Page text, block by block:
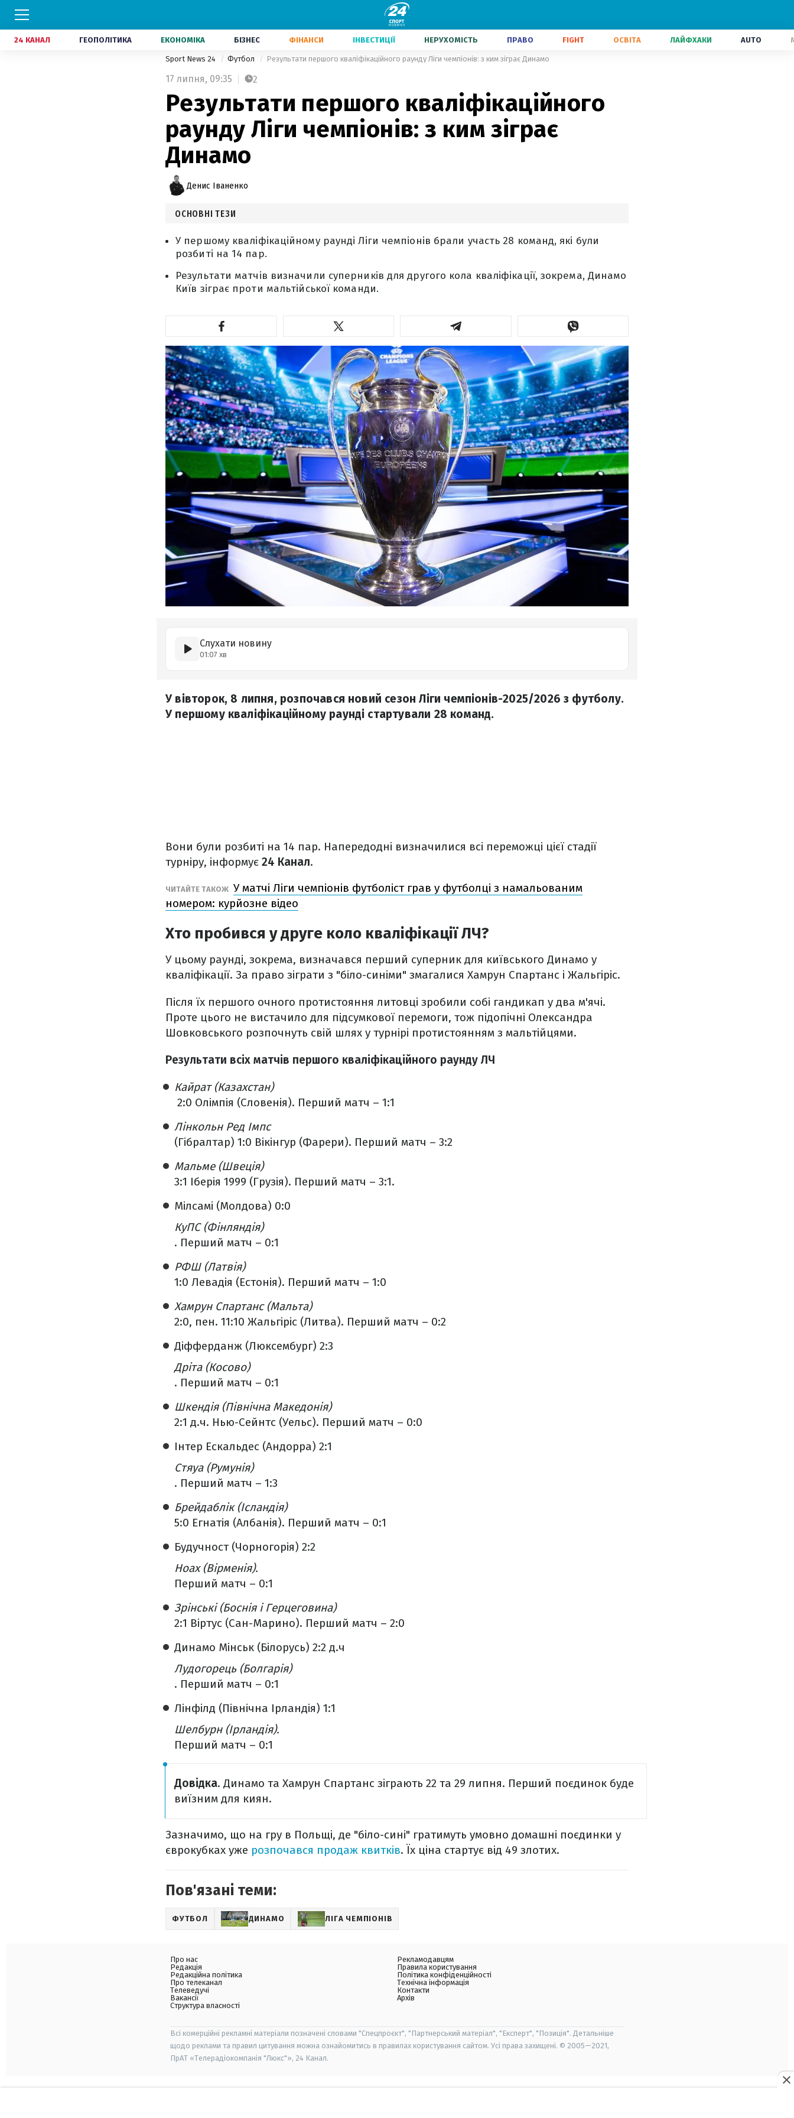
24 КАНАЛ ГЕОПОЛІТИКА ЕКОНОМІКА БІЗНЕС ФІНАНСИ ІНВЕСТИЦІЇ НЕРУХОМІСТЬ ПРАВО FIGHT ОСВІТА ЛАЙФХАКИ AUTO
Sport News 24 Футбол Результати першого кваліфікаційного раунду Ліги чемпіонів: з ким зіграє Динамо
17 липня, 09:35 2
Результати першого кваліфікаційного
раунду Ліги чемпіонів: з ким зіграє
Динамо
Денис Іваненко
ОСНОВНІ ТЕЗИ
У першому кваліфікаційному раунді Ліги чемпіонів брали участь 28 команд, які були
розбиті на 14 пар.
Результати матчів визначили суперників для другого кола кваліфікації, зокрема, Динамо
Київ зіграє проти мальтійської команди.
Слухати новину
01:07 хв
У вівторок, 8 липня, розпочався новий сезон Ліги чемпіонів-2025/2026 з футболу.
У першому кваліфікаційному раунді стартували 28 команд.
Вони були розбиті на 14 пар. Напередодні визначилися всі переможці цієї стадії
турніру, інформує 24 Канал.
ЧИТАЙТЕ ТАКОЖ У матчі Ліги чемпіонів футболіст грав у футболці з намальованим
номером: курйозне відео
Хто пробився у друге коло кваліфікації ЛЧ?
У цьому раунді, зокрема, визначався перший суперник для київського Динамо у
кваліфікації. За право зіграти з "біло-синіми" змагалися Хамрун Спартанс і Жальгіріс.
Після їх першого очного протистояння литовці зробили собі гандикап у два м'ячі.
Проте цього не вистачило для підсумкової перемоги, тож підопічні Олександра
Шовковського розпочнуть свій шлях у турнірі протистоянням з мальтійцями.
Результати всіх матчів першого кваліфікаційного раунду ЛЧ
Кайрат (Казахстан)
2:0 Олімпія (Словенія). Перший матч – 1:1
Лінкольн Ред Імпс
(Гібралтар) 1:0 Вікінгур (Фарери). Перший матч – 3:2
Мальме (Швеція)
3:1 Іберія 1999 (Грузія). Перший матч – 3:1.
Мілсамі (Молдова) 0:0
КуПС (Фінляндія)
. Перший матч – 0:1
РФШ (Латвія)
1:0 Левадія (Естонія). Перший матч – 1:0
Хамрун Спартанс (Мальта)
2:0, пен. 11:10 Жальгіріс (Литва). Перший матч – 0:2
Діфферданж (Люксембург) 2:3
Дріта (Косово)
. Перший матч – 0:1
Шкендія (Північна Македонія)
2:1 д.ч. Нью-Сейнтс (Уельс). Перший матч – 0:0
Інтер Ескальдес (Андорра) 2:1
Стяуа (Румунія)
. Перший матч – 1:3
Брейдаблік (Ісландія)
5:0 Егнатія (Албанія). Перший матч – 0:1
Будучност (Чорногорія) 2:2
Ноах (Вірменія).
Перший матч – 0:1
Зрінські (Боснія і Герцеговина)
2:1 Віртус (Сан-Марино). Перший матч – 2:0
Динамо Мінськ (Білорусь) 2:2 д.ч
Лудогорець (Болгарія)
. Перший матч – 0:1
Лінфілд (Північна Ірландія) 1:1
Шелбурн (Ірландія).
Перший матч – 0:1
Довідка. Динамо та Хамрун Спартанс зіграють 22 та 29 липня. Перший поєдинок буде
виїзним для киян.
Зазначимо, що на гру в Польщі, де "біло-сині" гратимуть умовно домашні поєдинки у
єврокубках уже розпочався продаж квитків. Їх ціна стартує від 49 злотих.
Пов'язані теми:
ФУТБОЛ ДИНАМО ЛІГА ЧЕМПІОНІВ
Про нас
Редакція
Редакційна політика
Про телеканал
Телеведучі
Вакансії
Структура власності
Рекламодавцям
Правила користування
Політика конфіденційності
Технічна інформація
Контакти
Архів
Всі комерційні рекламні матеріали позначені словами "Спецпроєкт", "Партнерський матеріал", "Експерт", "Позиція". Детальніше
щодо реклами та правил цитування можна ознайомитись в правилах користування сайтом. Усі права захищені. © 2005—2021,
ПрАТ «Телерадіокомпанія "Люкс"», 24 Канал.